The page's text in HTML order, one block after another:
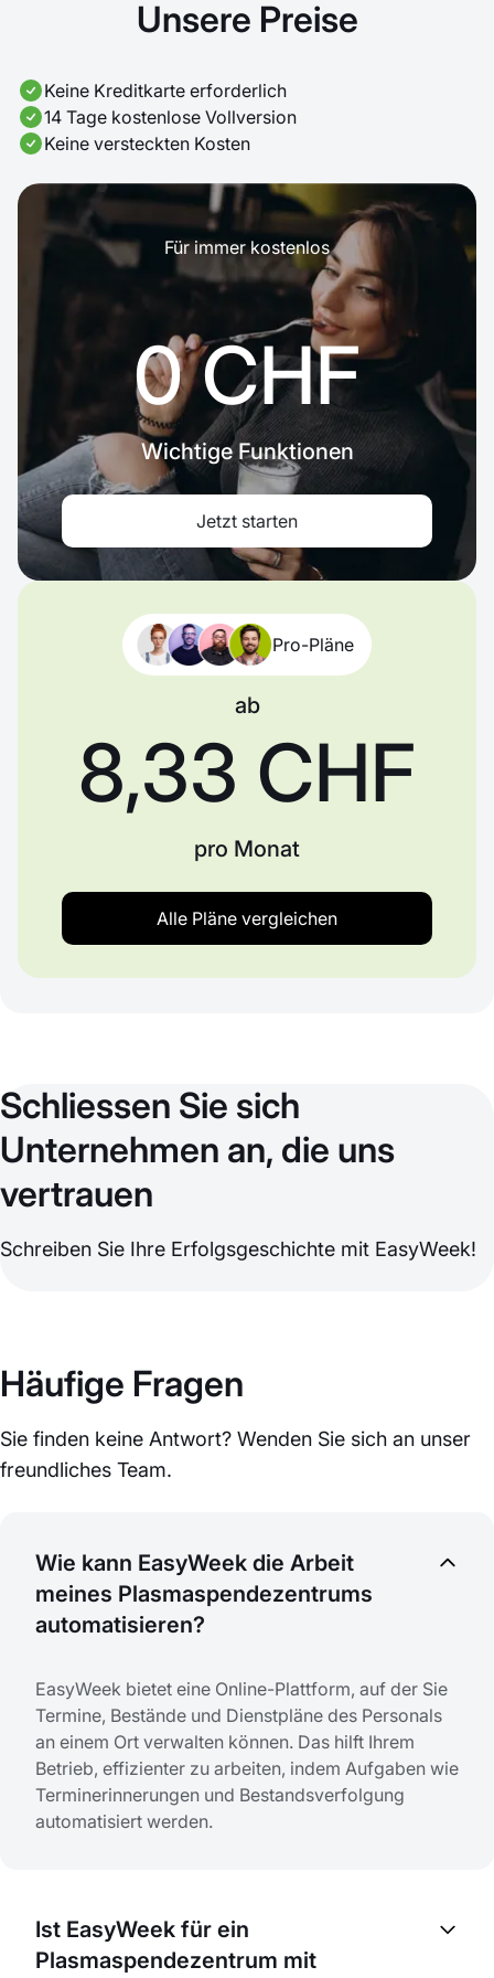
Unsere Preise
Keine Kreditkarte erforderlich
14 Tage kostenlose Vollversion
Keine versteckten Kosten
Für immer kostenlos
0 CHF
Wichtige Funktionen
Jetzt starten
Pro-Pläne
ab
8,33 CHF
pro Monat
Alle Pläne vergleichen
Schliessen Sie sich
Unternehmen an, die uns
vertrauen
Schreiben Sie Ihre Erfolgsgeschichte mit EasyWeek!
Häufige Fragen
Sie finden keine Antwort? Wenden Sie sich an unser
freundliches Team.
Wie kann EasyWeek die Arbeit
meines Plasmaspendezentrums
automatisieren?
EasyWeek bietet eine Online-Plattform, auf der Sie
Termine, Bestände und Dienstpläne des Personals
an einem Ort verwalten können. Das hilft Ihrem
Betrieb, effizienter zu arbeiten, indem Aufgaben wie
Terminerinnerungen und Bestandsverfolgung
automatisiert werden.
Ist EasyWeek für ein
Plasmaspendezentrum mit